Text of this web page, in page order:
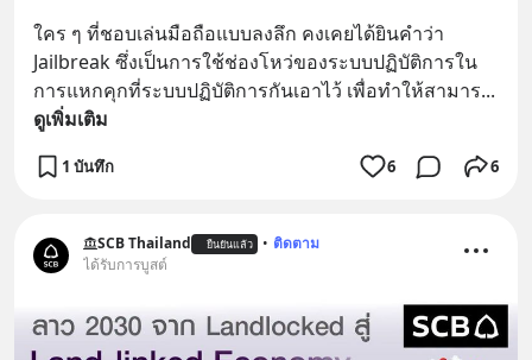
ใคร ๆ ที่ชอบเล่นมือถือแบบลงลึก คงเคยได้ยินคำว่า
Jailbreak ซึ่งเป็นการใช้ช่องโหว่ของระบบปฏิบัติการใน
การแหกคุกที่ระบบปฏิบัติการกันเอาไว้ เพื่อทำให้สามาร
ดูเพิ่มเติม
1 บันทึก 6 6
SCB Thailand ยืนยันแล้ว • ติดตาม
ได้รับการบูสต์